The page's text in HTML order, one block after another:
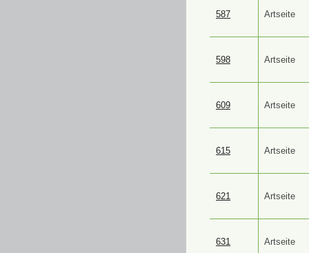
587 Artseite
598 Artseite
609 Artseite
615 Artseite
621 Artseite
631 Artseite